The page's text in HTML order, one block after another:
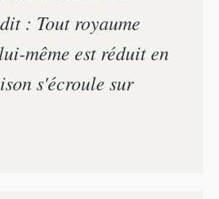
: Tout royaume
même est réduit en
s'écroule sur